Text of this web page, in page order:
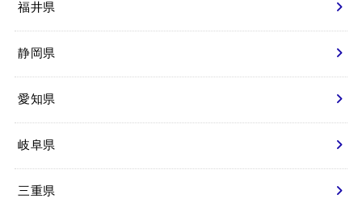
福井県
静岡県
愛知県
岐阜県
三重県